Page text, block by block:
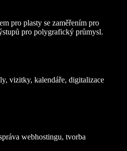
pro plasty se zaměřením pro
pro polygrafický průmysl.
vizitky, kalendáře, digitalizace
webhostingu, tvorba